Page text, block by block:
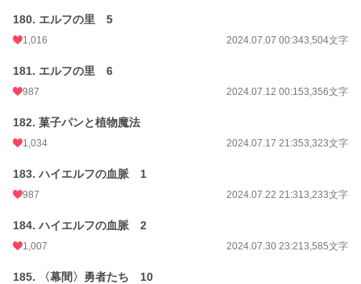
180. エルフの里 5
1,016 2024.07.07 00:343,504文字
181. エルフの里 6
987 2024.07.12 00:153,356文字
182. 菓子パンと植物魔法
1,034 2024.07.17 21:353,323文字
183. ハイエルフの血脈 1
987 2024.07.22 21:313,233文字
184. ハイエルフの血脈 2
1,007 2024.07.30 23:213,585文字
185. 〈幕間〉勇者たち 10